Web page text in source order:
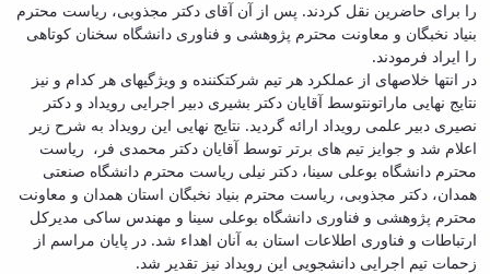
را برای حاضرین نقل کردند. پس از آن آقای دکتر مجذوبی، ریاست محترم
بنیاد نخبگان و معاونت محترم پژوهشی و فناوری دانشگاه سخنان کوتاهی
را ایراد فرمودند.
در انتها خلاصه­ای از عملکرد هر تیم شرکت­کننده و ویژگی­های هر کدام و نیز
نتایج نهایی ماراتونتوسط آقایان دکتر بشیری دبیر اجرایی رویداد و دکتر
نصیری دبیر علمی رویداد ارائه گردید. نتایج نهایی این رویداد به شرح زیر
اعلام شد و جوایز تیم های برتر توسط آقایان دکتر محمدی فر، ریاست
محترم دانشگاه بوعلی سینا، دکتر نیلی ریاست محترم دانشگاه صنعتی
همدان، دکتر مجذوبی، ریاست محترم بنیاد نخبگان استان همدان و معاونت
محترم پژوهشی و فناوری دانشگاه بوعلی سینا و مهندس ساکی مدیرکل
ارتباطات و فناوری اطلاعات استان به آنان اهداء شد. در پایان مراسم از
زحمات تیم اجرایی دانشجویی این رویداد نیز تقدیر شد.